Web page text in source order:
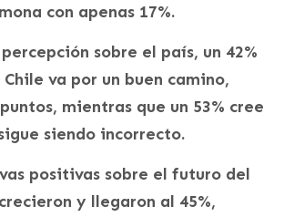
con apenas 17%.
sobre el país, un 42%
va por un buen camino,
mientras que un 53% cree
siendo incorrecto.
positivas sobre el futuro del
y llegaron al 45%,